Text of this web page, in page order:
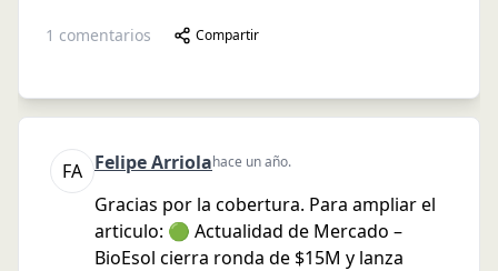
1 comentarios Compartir
FA FelipeArriolahace un año.
Gracias por la cobertura. Para ampliar el
articulo: 🟢 Actualidad de Mercado –
BioEsol cierra ronda de $15M y lanza